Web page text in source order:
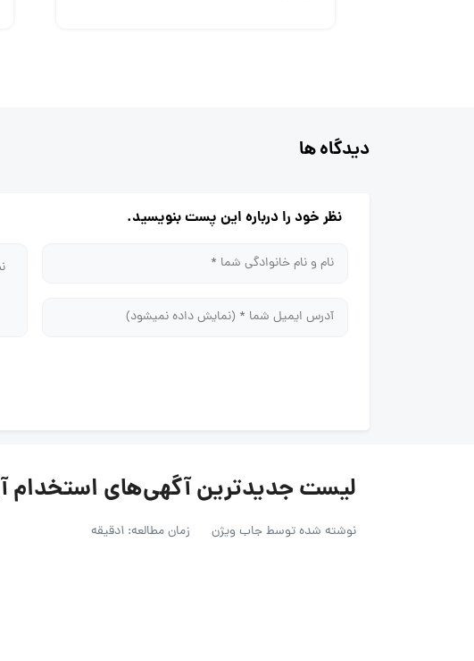
دیدگاه ها
نظر خود را درباره این پست بنویسید.
لیست جدیدترین آگهی‌های استخدام آراشیمی
نوشته شده توسطجاب ویژن زمان مطالعه: 1دقیقه